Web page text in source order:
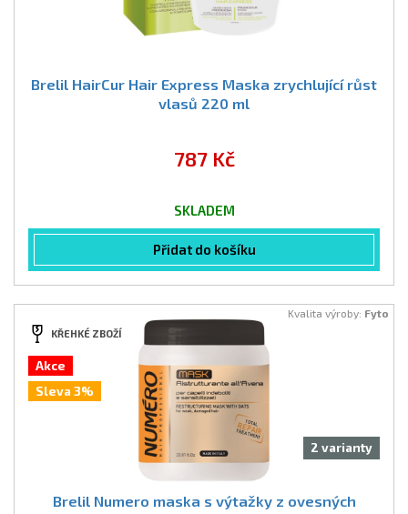
Brelil HairCur Hair Express Maska zrychlující růst
vlasů 220 ml
787 Kč
SKLADEM
Přidat do košíku
Kvalita výroby: Fyto
KŘEHKÉ ZBOŽÍ
Akce
Sleva 3%
2 varianty
Brelil Numero maska s výtažky z ovesných